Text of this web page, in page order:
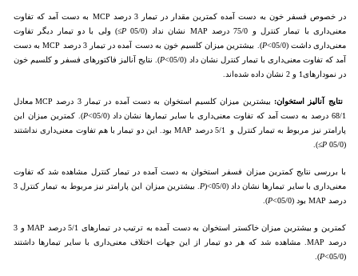
در خصوص فسفر خون به دست آمده کمترین مقدار در تیمار 3 درصد MCP به دست آمد که تفاوت
معنی‌داری با تیمار کنترل و 75/0 درصد MAP نشان نداد (05/0
P≥) ولی با دو تیمار دیگر تفاوت
معنی‌داری داشت (05/0>
P
). بیشترین میزان کلسیم خون به دست آمده در تیمار 3 درصد MCP به دست
آمد که تفاوت معنی‌داری با تیمار کنترل نشان داد (05/0>
P). نتایج آنالیز فاکتورهای فسفر و کلسیم خون
در نمودارهای1 و 2 نشان داده شده‌اند.
نتایج آنالیز استخوان:
بیشترین میزان کلسیم استخوان به دست آمده در تیمار 3 درصد MCP معادل
68/1 درصد به دست آمد که تفاوت معنی‌داری با سایر تیمارها نشان داد (05/0>
P). کمترین میزان این
پارامتر نیز مربوط به تیمار کنترل و 5/1 درصد MAP بود. این دو تیمار با هم تفاوت معنی‌داری نداشتند
(05/0
P
≥).
با بررسی نتایج کمترین میزان فسفر استخوان به دست آمده در تیمار کنترل مشاهده شد که تفاوت
معنی‌داری با سایر تیمارها نشان داد (05/0>(
P
. بیشترین میزان این پارامتر نیز مربوط به تیمار کنترل 3
درصد MAP بود (05/0>
P
).
کمترین و بیشترین میزان خاکستر استخوان به دست آمده به ترتیب در تیمارهای 5/1 درصد MAP و 3
درصد MAP. مشاهده شد که هر دو تیمار از این جهات اختلاف معنی‌داری با سایر تیمارها داشتند
(05/0>
P
).